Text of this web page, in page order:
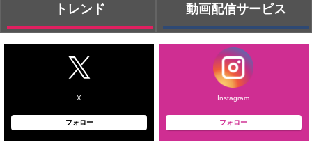
トレンド 動画配信サービス
X
フォロー
Instagram
フォロー